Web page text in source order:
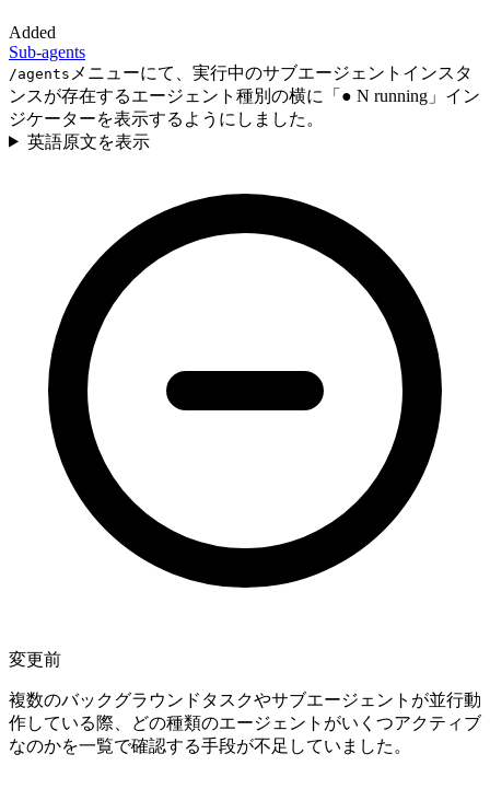
Added
Sub-agents
/agents メニューにて、実行中のサブエージェントインスタ
ンスが存在するエージェント種別の横に「● N running」イン
ジケーターを表示するようにしました。
英語原文を表示
変更前
複数のバックグラウンドタスクやサブエージェントが並行動
作している際、どの種類のエージェントがいくつアクティブ
なのかを一覧で確認する手段が不足していました。